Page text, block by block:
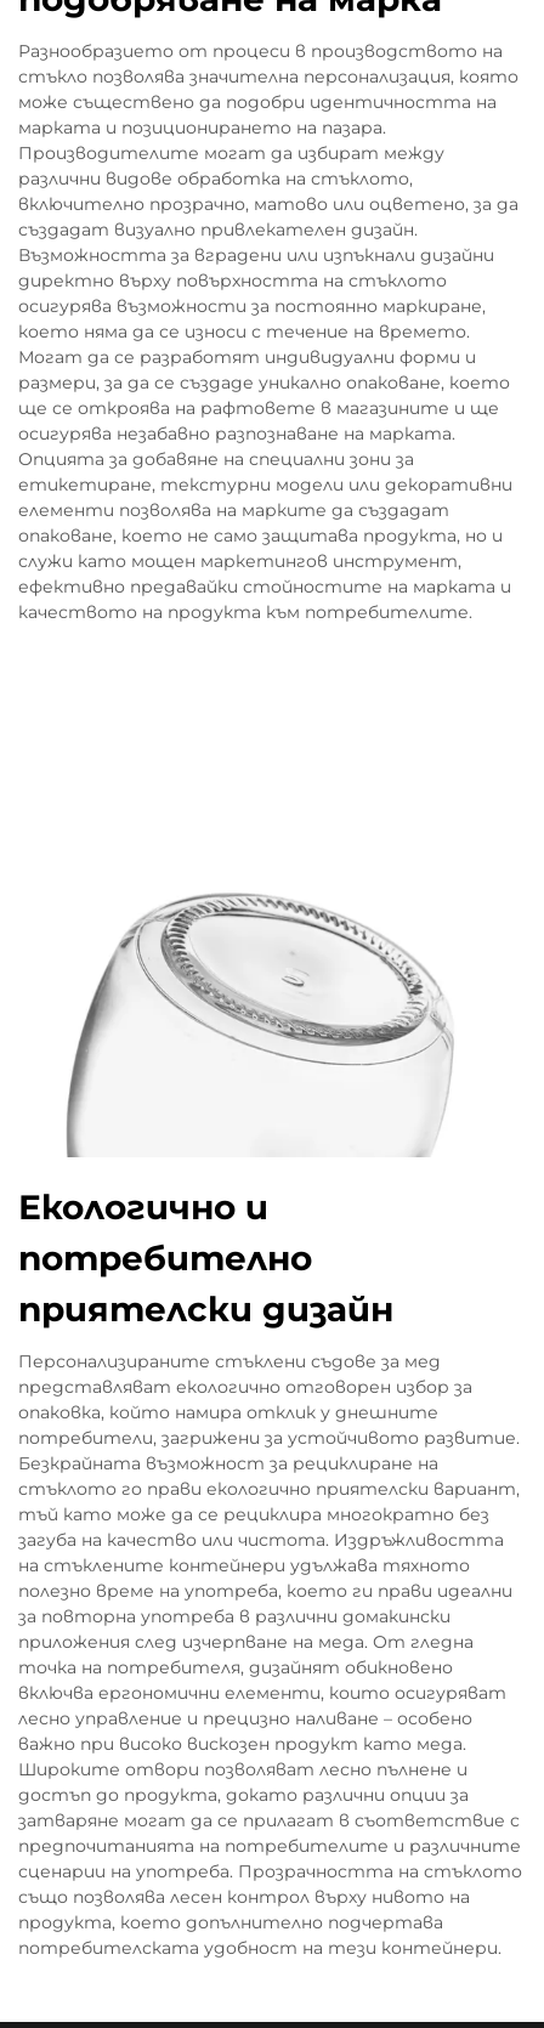
Разнообразието от процеси в производството на
стъкло позволява значителна персонализация, която
може съществено да подобри идентичността на
марката и позиционирането на пазара.
Производителите могат да избират между
различни видове обработка на стъклото,
включително прозрачно, матово или оцветено, за да
създадат визуално привлекателен дизайн.
Възможността за вградени или изпъкнали дизайни
директно върху повърхността на стъклото
осигурява възможности за постоянно маркиране,
което няма да се износи с течение на времето.
Могат да се разработят индивидуални форми и
размери, за да се създаде уникално опаковане, което
ще се откроява на рафтовете в магазините и ще
осигурява незабавно разпознаване на марката.
Опцията за добавяне на специални зони за
етикетиране, текстурни модели или декоративни
елементи позволява на марките да създадат
опаковане, което не само защитава продукта, но и
служи като мощен маркетингов инструмент,
ефективно предавайки стойностите на марката и
качеството на продукта към потребителите.
Екологично и
потребително
приятелски дизайн
Персонализираните стъклени съдове за мед
представляват екологично отговорен избор за
опаковка, който намира отклик у днешните
потребители, загрижени за устойчивото развитие.
Безкрайната възможност за рециклиране на
стъклото го прави екологично приятелски вариант,
тъй като може да се рециклира многократно без
загуба на качество или чистота. Издръжливостта
на стъклените контейнери удължава тяхното
полезно време на употреба, което ги прави идеални
за повторна употреба в различни домакински
приложения след изчерпване на меда. От гледна
точка на потребителя, дизайнят обикновено
включва ергономични елементи, които осигуряват
лесно управление и прецизно наливане – особено
важно при високо вискозен продукт като меда.
Широките отвори позволяват лесно пълнене и
достъп до продукта, докато различни опции за
затваряне могат да се прилагат в съответствие с
предпочитанията на потребителите и различните
сценарии на употреба. Прозрачността на стъклото
също позволява лесен контрол върху нивото на
продукта, което допълнително подчертава
потребителската удобност на тези контейнери.